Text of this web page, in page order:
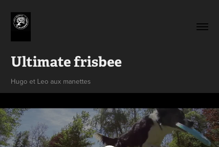
Ultimate frisbee
Hugo et Leo aux manettes